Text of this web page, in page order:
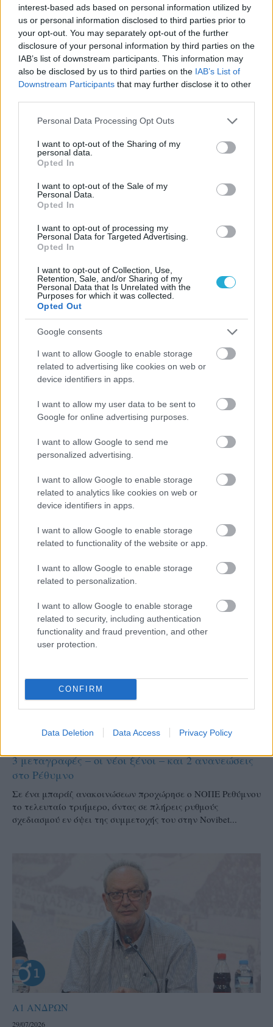
interest-based ads based on personal information utilized by
us or personal information disclosed to third parties prior to
your opt-out. You may separately opt-out of the further
disclosure of your personal information by third parties on the
IAB’s list of downstream participants. This information may
also be disclosed by us to third parties on the IAB’s List of
Downstream Participants that may further disclose it to other
Please note that this website/app uses one or more Google
not limited to your visit or usage behaviour. You may click to
grant or deny consent to Google and its third-party tags to
use your data for below specified purposes in below Google
consent section.
Personal Data Processing Opt Outs
I want to opt-out of the Sharing of my
personal data.
Opted In
I want to opt-out of the Sale of my
Personal Data.
Opted In
I want to opt-out of processing my
Personal Data for Targeted Advertising.
Opted In
I want to opt-out of Collection, Use,
Retention, Sale, and/or Sharing of my
Personal Data that Is Unrelated with the
Purposes for which it was collected.
Opted Out
Google consents
I want to allow Google to enable storage
related to advertising like cookies on web or
device identifiers in apps.
I want to allow my user data to be sent to
Google for online advertising purposes.
I want to allow Google to send me
personalized advertising.
I want to allow Google to enable storage
related to analytics like cookies on web or
device identifiers in apps.
I want to allow Google to enable storage
related to functionality of the website or app.
I want to allow Google to enable storage
related to personalization.
I want to allow Google to enable storage
related to security, including authentication
functionality and fraud prevention, and other
user protection.
CONFIRM
Data Deletion Data Access Privacy Policy
παντού…
Α1 ΑΝΔΡΩΝ
3 μεταγραφές – οι νέοι ξένοι – και 2 ανανεώσεις
στο Ρέθυμνο
Σε ένα μπαράζ ανακοινώσεων προχώρησε ο ΝΟΠΕ Ρεθύμνου
το τελευταίο τριήμερο, όντας σε πλήρεις ρυθμούς
σχεδιασμού εν όψει της συμμετοχής του στην Novibet...
Α1 ΑΝΔΡΩΝ
29/07/2026